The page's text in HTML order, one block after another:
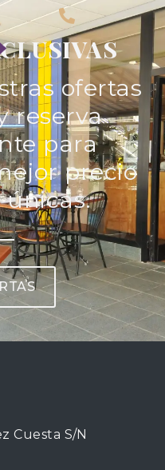
ofertas
reserva
para
precio
únicas.
Cuesta S/N